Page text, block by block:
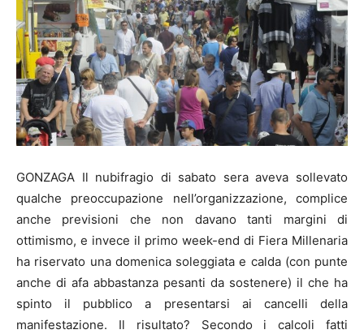
GONZAGA Il nubifragio di sabato sera aveva sollevato
qualche preoccupazione nell’organizzazione, complice
anche previsioni che non davano tanti margini di
ottimismo, e invece il primo week-end di Fiera Millenaria
ha riservato una domenica soleggiata e calda (con punte
anche di afa abbastanza pesanti da sostenere) il che ha
spinto il pubblico a presentarsi ai cancelli della
manifestazione. Il risultato? Secondo i calcoli fatti